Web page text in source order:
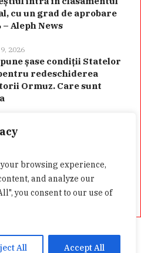
browsing experience,
and analyze our
you consent to our use of
All Accept All
cu un grad de aprobare
– Aleph News
2026
șase condiții Statelor
redeschiderea
Ormuz. Care sunt
GDPR